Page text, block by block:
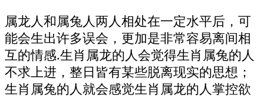
属龙人和属兔人两人相处在一定水平后，可
能会生出许多误会，更加是非常容易离间相
互的情感.生肖属龙的人会觉得生肖属兔的人
不求上进，整日皆有某些脱离现实的思想；
生肖属兔的人就会感觉生肖属龙的人掌控欲